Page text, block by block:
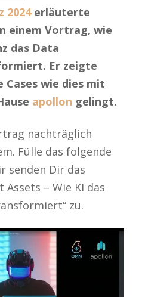
2024 erläuterte
einem Vortrag, wie
das Data
Er zeigte
wie dies mit
apollon gelingt.
nachträglich
Fülle das folgende
senden Dir das
– Wie KI das
zu.